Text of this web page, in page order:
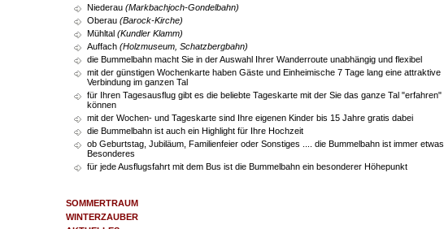
Niederau (Markbachjoch-Gondelbahn)
Oberau (Barock-Kirche)
Mühltal (Kundler Klamm)
Auffach (Holzmuseum, Schatzbergbahn)
die Bummelbahn macht Sie in der Auswahl Ihrer Wanderroute unabhängig und flexibel
mit der günstigen Wochenkarte haben Gäste und Einheimische 7 Tage lang eine attraktive
Verbindung im ganzen Tal
für Ihren Tagesausflug gibt es die beliebte Tageskarte mit der Sie das ganze Tal "erfahren"
können
mit der Wochen- und Tageskarte sind Ihre eigenen Kinder bis 15 Jahre gratis dabei
die Bummelbahn ist auch ein Highlight für Ihre Hochzeit
ob Geburtstag, Jubiläum, Familienfeier oder Sonstiges .... die Bummelbahn ist immer etwas
Besonderes
für jede Ausflugsfahrt mit dem Bus ist die Bummelbahn ein besonderer Höhepunkt
SOMMERTRAUM
WINTERZAUBER